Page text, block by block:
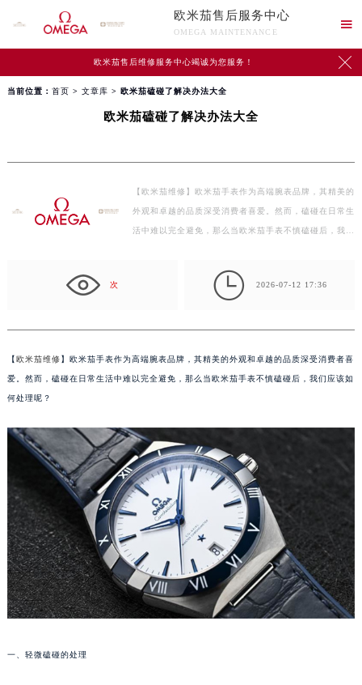
欧米茄售后服务中心
OMEGA MAINTENANCE

欧米茄售后维修服务中心竭诚为您服务！ 
当前位置： 首页 > 文章库 > 欧米茄磕碰了解决办法大全
欧米茄磕碰了解决办法大全
【欧米茄维修】欧米茄手表作为高端腕表品牌，其精美的
外观和卓越的品质深受消费者喜爱。然而，磕碰在日常生
活中难以完全避免，那么当欧米茄手表不慎磕碰后，我
次  2026-07-12 17:36
【欧米茄维修】欧米茄手表作为高端腕表品牌，其精美的外观和卓越的品质深受消费者喜
爱。然而，磕碰在日常生活中难以完全避免，那么当欧米茄手表不慎磕碰后，我们应该如
何处理呢？
一、轻微磕碰的处理